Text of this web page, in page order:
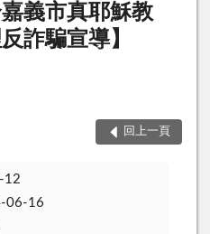
嘉義市真耶穌教
詐騙宣導】
回上一頁
12
06-16